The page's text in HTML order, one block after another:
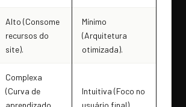
Alto (Consome
recursos do
site).
Mínimo
(Arquitetura
otimizada).
Complexa
(Curva de
Intuitiva (Foco no